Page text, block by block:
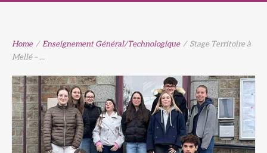
Home /Enseignement Général/Technologique / Stage Territoire à
Mellé – ...